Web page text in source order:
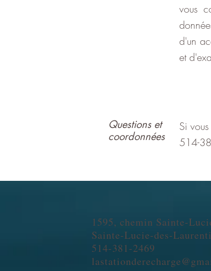
vous
d'un
et
Questions et
coordonnées
Si
514-
1595, chemin Sainte-
Sainte-Lucie-des-
514-381-2469